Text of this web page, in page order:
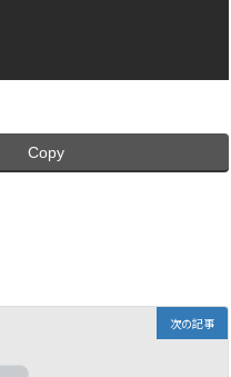
Copy
次の記事